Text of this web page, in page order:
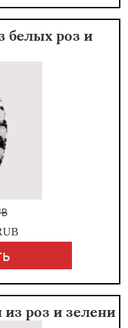
белых роз и
роз и зелени